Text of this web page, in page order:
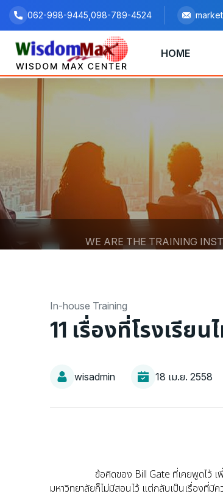
062-998-9445,098-789-4524
HOME
WE ARE THE TRAINING
In-house Training
11 เรื่องที่โรงเรียน
wisadmin 18 เม.ย. 2558
ข้อคิดของ Bill Gate ที่เคยพูดไว้ เพื่อใ
มหาวิทยาลัยก็ไม่มีสอนไว้ แต่กลับเป็นเรื่องที่มี